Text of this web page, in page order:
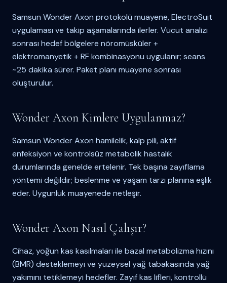
Samsun Wonder Axon protokolü muayene, ElectroSuit
uygulaması ve takip aşamalarında ilerler. Vücut analizi
sonrası hedef bölgelere nöromüsküler +
elektromanyetik + RF kombinasyonu uygulanır; seans
~25 dakika sürer. Paket planı muayene sonrası
oluşturulur.
Wonder Axon Kimlere Uygulanmaz?
Samsun Wonder Axon hamilelik, kalp pili, aktif
enfeksiyon ve kontrolsüz metabolik hastalık
durumlarında genelde ertelenir. Tek başına zayıflama
yöntemi değildir; beslenme ve yaşam tarzı planına eşlik
eder. Uygunluk muayenede netleşir.
Wonder Axon Nasıl Çalışır?
Cihaz, yoğun kas kasılmaları ile bazal metabolizma hızını
(BMR) desteklemeyi ve yüzeysel yağ tabakasında yağ
yakımını tetiklemeyi hedefler. Zayıf kas lifleri, kontrollü